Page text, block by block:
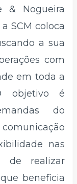
& Nogueira
SCM coloca
a sua
com
em toda a
objetivo é
do
nas
de realizar
beneficia